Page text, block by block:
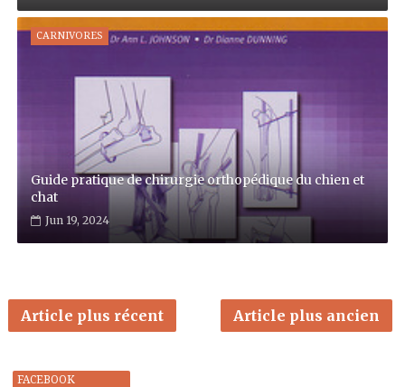
CARNIVORES
Guide pratique de chirurgie orthopédique du chien et
chat
Jun 19, 2024
Article plus récent Article plus ancien
FACEBOOK